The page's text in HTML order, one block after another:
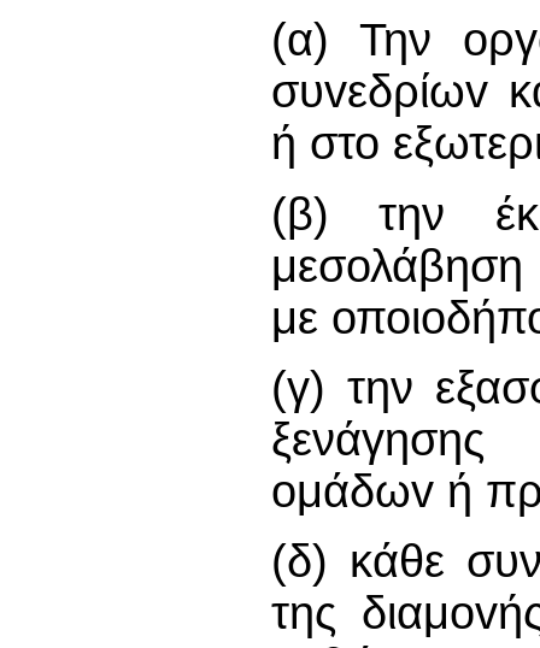
(α) Την
συvεδρίωv
ή στο
(β) την
μεσολάβηση
με
(γ) την
oμάδωv ή
(δ) κάθε
της